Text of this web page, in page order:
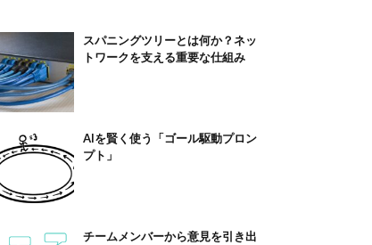
スパニングツリーとは何か？ネッ
トワークを支える重要な仕組み
AIを賢く使う「ゴール駆動プロン
プト」
チームメンバーから意見を引き出